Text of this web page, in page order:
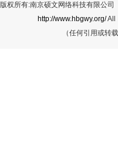
版权所有:南京硕文网络科技有限公
http://www.hbgwy.org/All
（任何引用或转